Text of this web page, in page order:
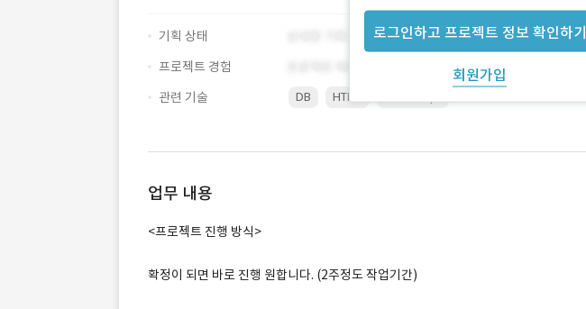
로그인하고 프로젝트 정보 확인하기
회원가입
기획 상태
프로젝트 경험
관련 기술
DB HTML
업무 내용
<프로젝트 진행 방식>
확정이 되면 바로 진행 원합니다. (2주정도 작업기간)